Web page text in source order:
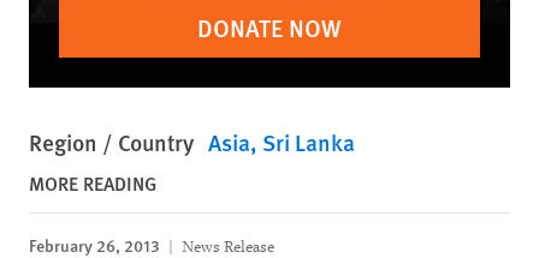
DONATE NOW
Region / Country Asia Sri Lanka
MORE READING
February 26, 2013 News Release